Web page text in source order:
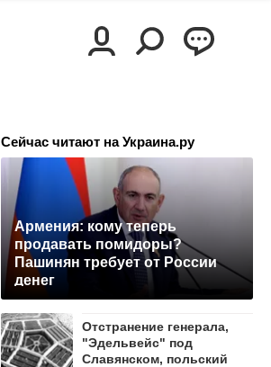
Сейчас читают на Украина.ру
Армения: кому теперь
продавать помидоры?
Пашинян требует от России
денег
Отстранение генерала,
"Эдельвейс" под
Славянском, польский